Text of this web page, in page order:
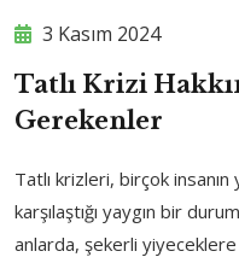
3 Kasım 2024
Tatlı Krizi
Gerekenler
Tatlı krizleri, birçok
karşılaştığı yaygın bir
anlarda, şekerli